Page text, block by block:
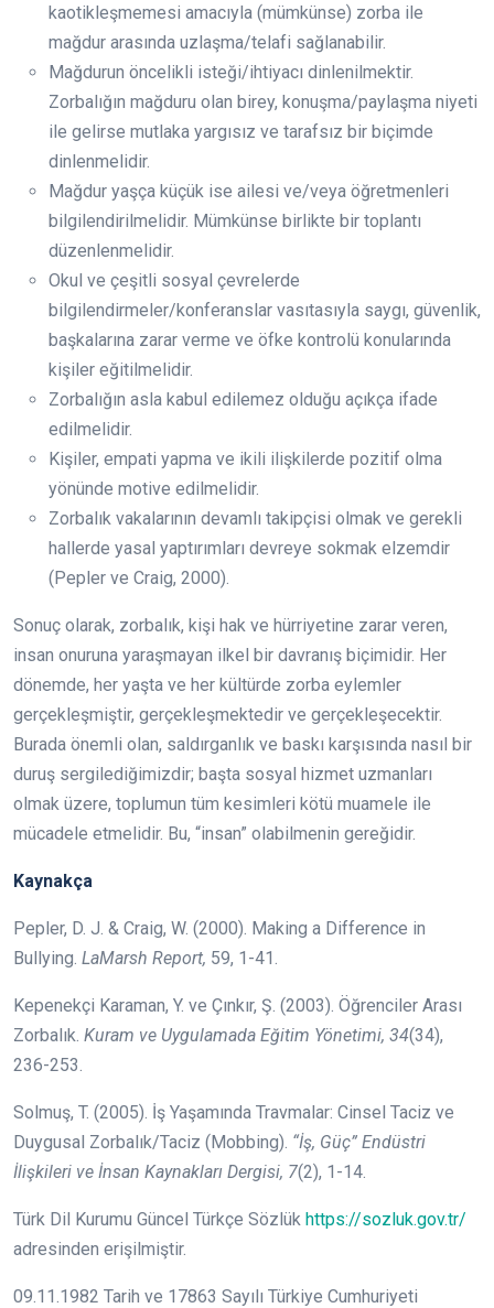
kaotikleşmemesi amacıyla (mümkünse) zorba ile
mağdur arasında uzlaşma/telafi sağlanabilir.
Mağdurun öncelikli isteği/ihtiyacı dinlenilmektir.
Zorbalığın mağduru olan birey, konuşma/paylaşma niyeti
ile gelirse mutlaka yargısız ve tarafsız bir biçimde
dinlenmelidir.
Mağdur yaşça küçük ise ailesi ve/veya öğretmenleri
bilgilendirilmelidir. Mümkünse birlikte bir toplantı
düzenlenmelidir.
Okul ve çeşitli sosyal çevrelerde
bilgilendirmeler/konferanslar vasıtasıyla saygı, güvenlik,
başkalarına zarar verme ve öfke kontrolü konularında
kişiler eğitilmelidir.
Zorbalığın asla kabul edilemez olduğu açıkça ifade
edilmelidir.
Kişiler, empati yapma ve ikili ilişkilerde pozitif olma
yönünde motive edilmelidir.
Zorbalık vakalarının devamlı takipçisi olmak ve gerekli
hallerde yasal yaptırımları devreye sokmak elzemdir
(Pepler ve Craig, 2000).
Sonuç olarak, zorbalık, kişi hak ve hürriyetine zarar veren,
insan onuruna yaraşmayan ilkel bir davranış biçimidir. Her
dönemde, her yaşta ve her kültürde zorba eylemler
gerçekleşmiştir, gerçekleşmektedir ve gerçekleşecektir.
Burada önemli olan, saldırganlık ve baskı karşısında nasıl bir
duruş sergilediğimizdir; başta sosyal hizmet uzmanları
olmak üzere, toplumun tüm kesimleri kötü muamele ile
mücadele etmelidir. Bu, “insan” olabilmenin gereğidir.
Kaynakça
Pepler, D. J. & Craig, W. (2000). Making a Difference in
Bullying. LaMarsh Report, 59, 1-41.
Kepenekçi Karaman, Y. ve Çınkır, Ş. (2003). Öğrenciler Arası
Zorbalık. Kuram ve Uygulamada Eğitim Yönetimi, 34(34),
236-253.
Solmuş, T. (2005). İş Yaşamında Travmalar: Cinsel Taciz ve
Duygusal Zorbalık/Taciz (Mobbing). “İş, Güç” Endüstri
İlişkileri ve İnsan Kaynakları Dergisi, 7(2), 1-14.
Türk Dil Kurumu Güncel Türkçe Sözlük https://sozluk.gov.tr/
adresinden erişilmiştir.
09.11.1982 Tarih ve 17863 Sayılı Türkiye Cumhuriyeti